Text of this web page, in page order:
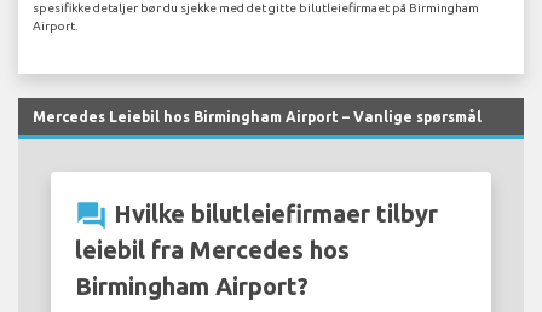
spesifikke detaljer bør du sjekke med det gitte bilutleiefirmaet på Birmingham
Airport.
Mercedes Leiebil hos Birmingham Airport – Vanlige spørsmål
question_answer Hvilke bilutleiefirmaer tilbyr
leiebil fra Mercedes hos
Birmingham Airport?